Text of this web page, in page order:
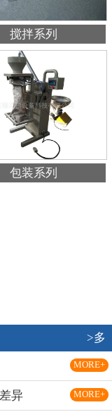
搅拌系列
包装系列
>多
MORE+
异 MORE+